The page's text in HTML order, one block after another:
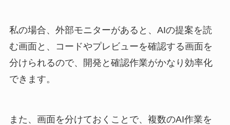
私の場合、外部モニターがあると、AIの提案を読
む画面と、コードやプレビューを確認する画面を
分けられるので、開発と確認作業がかなり効率化
できます。
また、画面を分けておくことで、複数のAI作業を